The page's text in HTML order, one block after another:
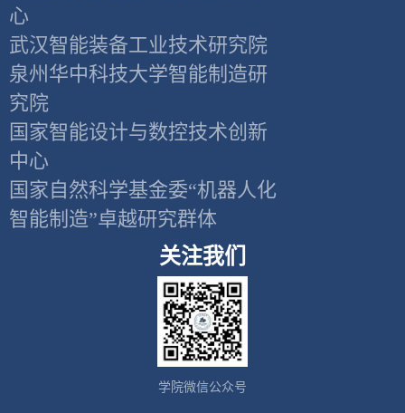
心
武汉智能装备工业技术研究院
泉州华中科技大学智能制造研
究院
国家智能设计与数控技术创新
中心
国家自然科学基金委“机器人化
智能制造”卓越研究群体
关注我们
学院微信公众号